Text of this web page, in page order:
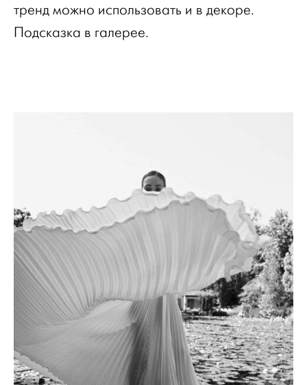
тренд можно использовать и в декоре.
Подсказка в галерее.